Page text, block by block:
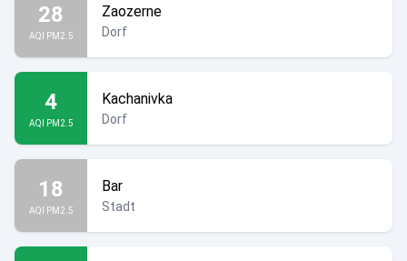
28
AQI PM2.5
Zaozerne
Dorf
4
AQI PM2.5
Kachanivka
Dorf
18
AQI PM2.5
Bar
Stadt